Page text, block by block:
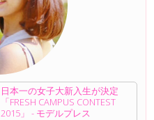
日本一の女子大新入生が決定
「FRESH CAMPUS CONTEST
2015」 - モデルプレス